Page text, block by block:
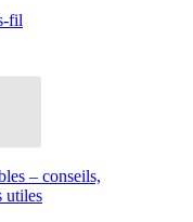
fil
– conseils,
utiles